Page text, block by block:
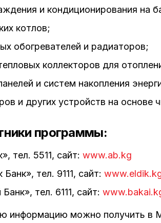
и кондиционирования на
котлов;
обогревателей и радиаторов;
коллекторов для
и систем накопления
и других устройств на основе
программы:
тел. 5511, сайт: www.ab.kg
тел. 9111, сайт:
тел. 6111, сайт:
информацию можно получить в